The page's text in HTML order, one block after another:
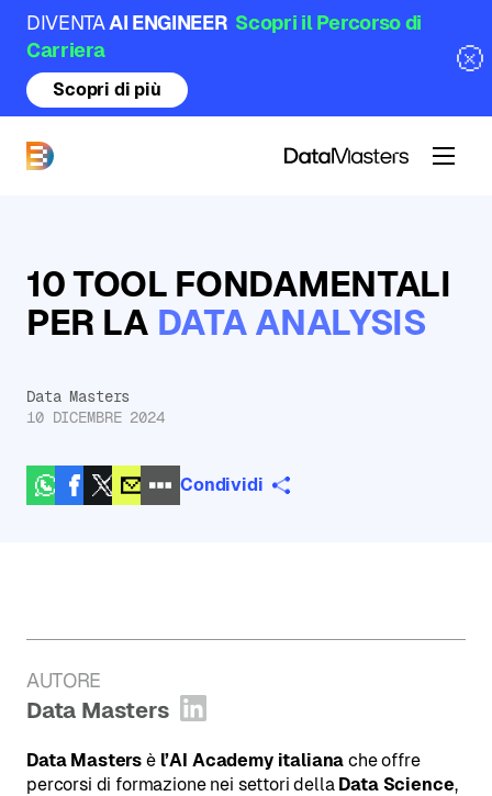
DIVENTAAI ENGINEER Scopri il Percorso di
Carriera
Scopri di più
10 TOOL FONDAMENTALI
PER LA DATA ANALYSIS
Data Masters
10 DICEMBRE 2024
Condividi
AUTORE
:Data Masters
Data Masters è l’AI Academy italiana che offre
percorsi di formazione nei settori della Data Science,